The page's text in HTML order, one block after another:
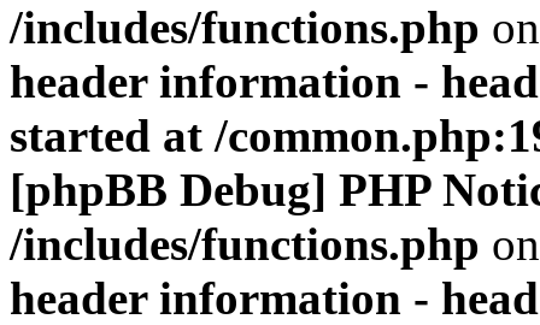
/includes/functions.php
header information -
started at /
[phpBB Debug] PHP
/includes/functions.php
header information -